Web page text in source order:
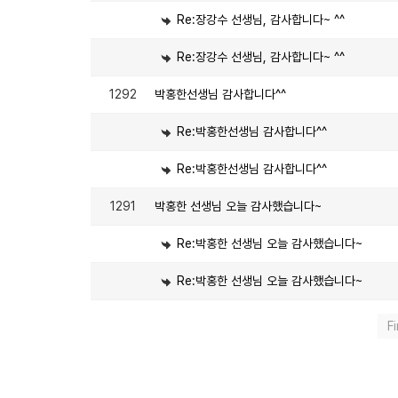
Re:장강수 선생님, 감사합니다~ ^^
Re:장강수 선생님, 감사합니다~ ^^
1292 박홍한선생님 감사합니다^^
Re:박홍한선생님 감사합니다^^
Re:박홍한선생님 감사합니다^^
1291 박홍한 선생님 오늘 감사했습니다~
Re:박홍한 선생님 오늘 감사했습니다~
Re:박홍한 선생님 오늘 감사했습니다~